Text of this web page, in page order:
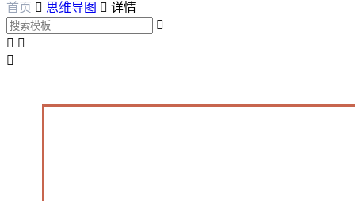
首页  思维导图  详情

 
